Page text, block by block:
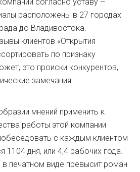
расположены в 27 городах
до Владивостока.
клиентов «Открытия
по признаку
это происки конкурентов,
замечания.
мнений применить к
работы этой компании
с каждым клиентом
1104 дня, или 4,4 рабочих года.
печатном виде превысит роман